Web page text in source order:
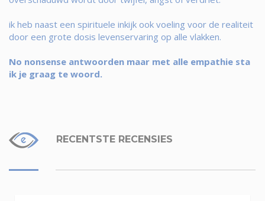
ik heb naast een spirituele inkijk ook voeling voor de realiteit
door een grote dosis levenservaring op alle vlakken.
No nonsense antwoorden maar met alle empathie sta
ik je graag te woord.
RECENTSTE RECENSIES